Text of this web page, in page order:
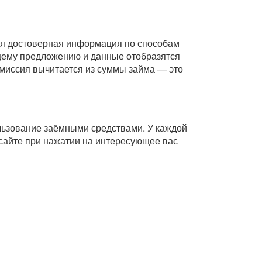
достоверная информация по способам
предложению и данные отобразятся
вычитается из суммы займа — это
заёмными средствами. У каждой
при нажатии на интересующее вас